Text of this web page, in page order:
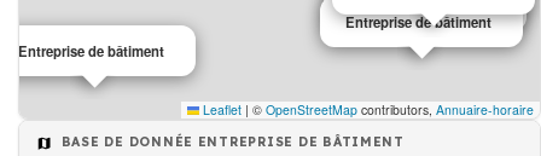
Entreprise de bâtiment
Entreprise de bâtiment
Leaflet | © OpenStreetMap contributors, Annuaire-horaire
BASE DE DONNÉE ENTREPRISE DE BÂTIMENT